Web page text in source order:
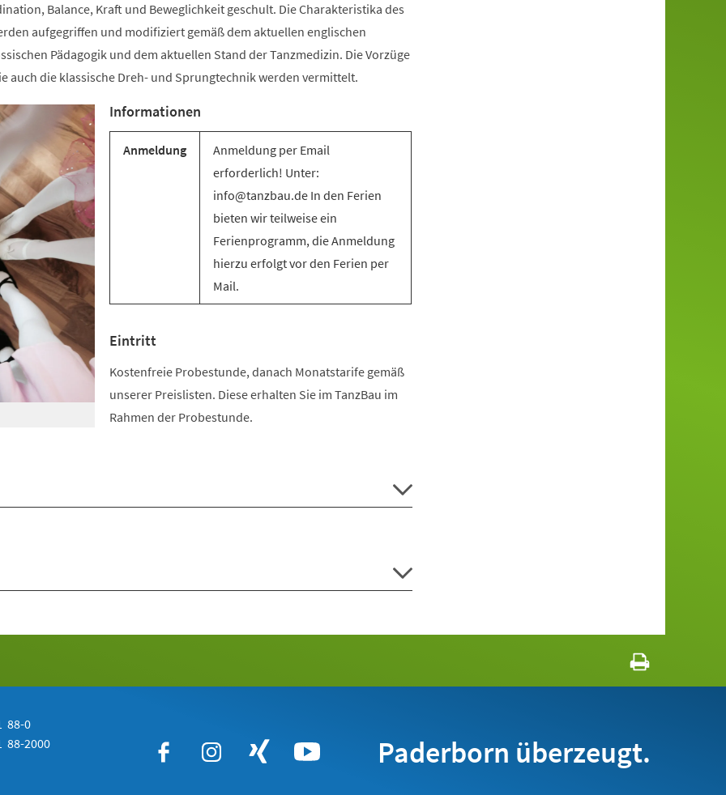
Balance, Kraft und Beweglichkeit geschult. Die Charakteristika des
aufgegriffen und modifiziert gemäß dem aktuellen englischen
Pädagogik und dem aktuellen Stand der Tanzmedizin. Die Vorzüge
auch die klassische Dreh- und Sprungtechnik werden vermittelt.
Informationen
Anmeldung
Anmeldung per Email
erforderlich! Unter:
info@tanzbau.de In den Ferien
bieten wir teilweise ein
Ferienprogramm, die Anmeldung
hierzu erfolgt vor den Ferien per
Mail.
Eintritt
Kostenfreie Probestunde, danach Monatstarife gemäß
unserer Preislisten. Diese erhalten Sie im TanzBau im
Rahmen der Probestunde.
88-0
88-2000 Paderborn überzeugt.